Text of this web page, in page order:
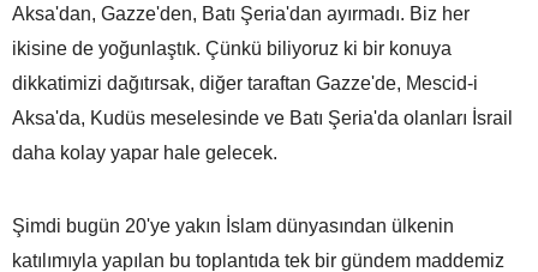
Aksa'dan, Gazze'den, Batı Şeria'dan ayırmadı. Biz her
ikisine de yoğunlaştık. Çünkü biliyoruz ki bir konuya
dikkatimizi dağıtırsak, diğer taraftan Gazze'de, Mescid-i
Aksa'da, Kudüs meselesinde ve Batı Şeria'da olanları İsrail
daha kolay yapar hale gelecek.
Şimdi bugün 20'ye yakın İslam dünyasından ülkenin
katılımıyla yapılan bu toplantıda tek bir gündem maddemiz